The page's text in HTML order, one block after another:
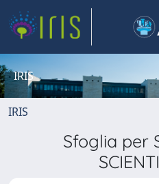
IRIS
IRIS
Sfoglia per